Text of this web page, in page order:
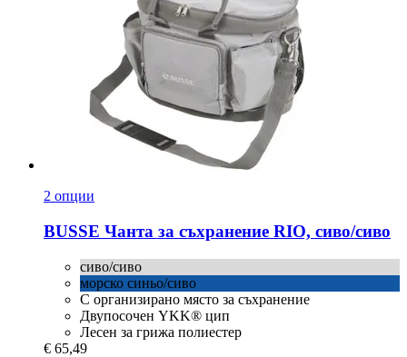
2 опции
BUSSE Чанта за съхранение RIO, сиво/сиво
сиво/сиво
морско синьо/сиво
С организирано място за съхранение
Двупосочен YKK® цип
Лесен за грижа полиестер
€ 65,49